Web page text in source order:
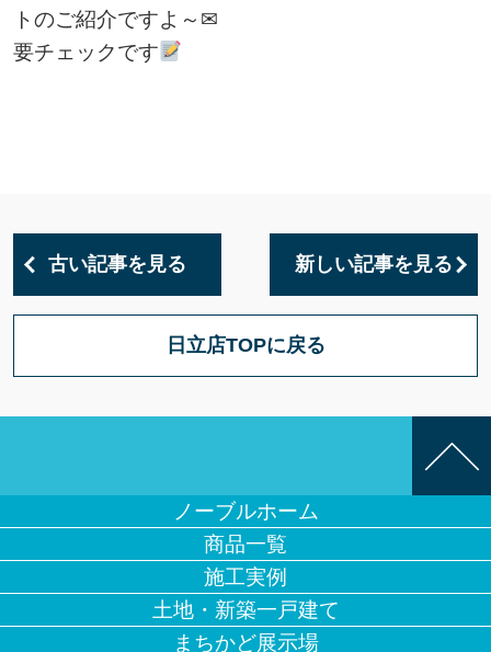
トのご紹介ですよ～✉
要チェックです
古い記事を見る 新しい記事を見る
日立店TOPに戻る
ノーブルホーム
商品一覧
施工実例
土地・新築一戸建て
まちかど展示場